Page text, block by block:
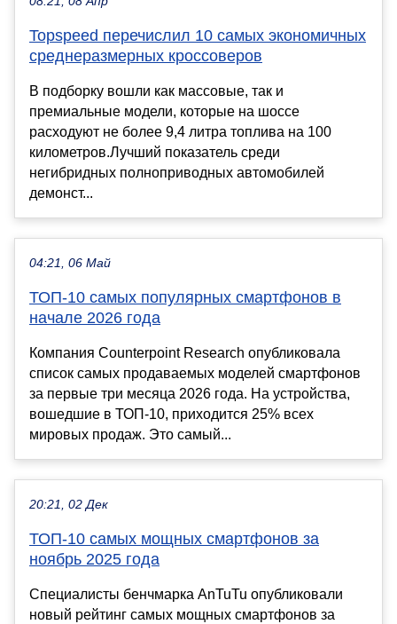
Topspeed перечислил 10 самых экономичных
среднеразмерных кроссоверов
В подборку вошли как массовые, так и
премиальные модели, которые на шоссе
расходуют не более 9,4 литра топлива на 100
километров.Лучший показатель среди
негибридных полноприводных автомобилей
демонст...
04:21, 06 Май
ТОП-10 самых популярных смартфонов в
начале 2026 года
Компания Counterpoint Research опубликовала
список самых продаваемых моделей смартфонов
за первые три месяца 2026 года. На устройства,
вошедшие в ТОП-10, приходится 25% всех
мировых продаж. Это самый...
20:21, 02 Дек
ТОП-10 самых мощных смартфонов за
ноябрь 2025 года
Специалисты бенчмарка AnTuTu опубликовали
новый рейтинг самых мощных смартфонов за